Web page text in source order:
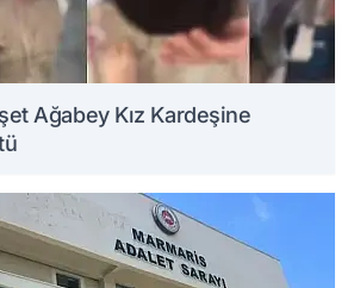
Ağabey Kız Kardeşine